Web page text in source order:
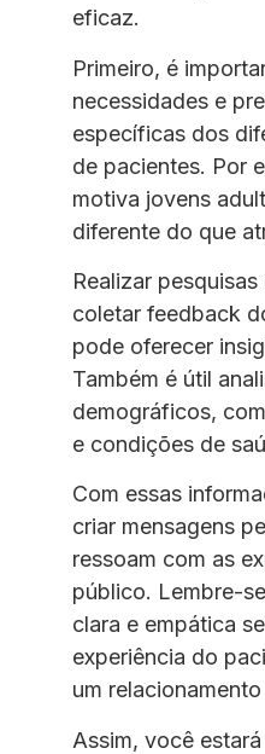
eficaz.
Primeiro, é
necessidades e
específicas dos
de pacientes. Por
motiva jovens
diferente do que
Realizar
coletar feedback
pode oferecer
Também é útil
demográficos,
e condições de
Com essas
criar mensagens
ressoam com as
público. Lembre-
clara e empática
experiência do
um
Assim, você